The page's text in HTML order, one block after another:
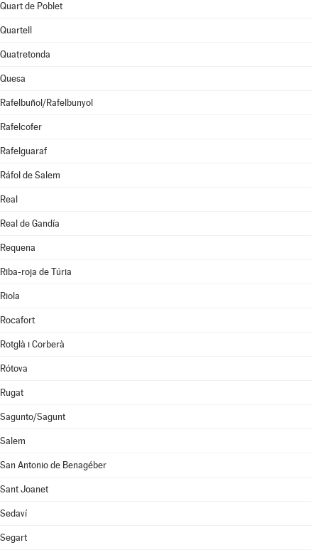
Quart de Poblet
Quartell
Quatretonda
Quesa
Rafelbuñol/Rafelbunyol
Rafelcofer
Rafelguaraf
Ráfol de Salem
Real
Real de Gandía
Requena
Riba-roja de Túria
Riola
Rocafort
Rotglà i Corberà
Rótova
Rugat
Sagunto/Sagunt
Salem
San Antonio de Benagéber
Sant Joanet
Sedaví
Segart